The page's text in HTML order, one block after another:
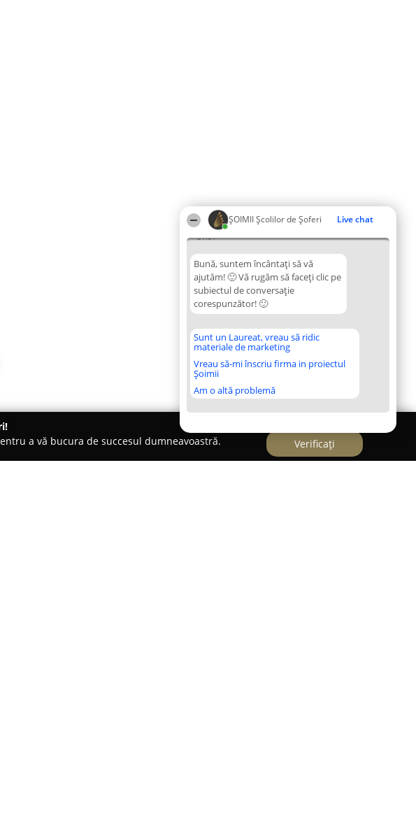
ŞOIMII Școlilor de Șoferi Live chat
21:01
Bună, suntem încântați să vă
ajutăm! 🙂 Vă rugăm să faceți clic pe
subiectul de conversație
corespunzător! 🙂
Sunt un Laureat, vreau să ridic
materiale de marketing
Vreau să-mi înscriu firma in proiectul
Șoimii
Am o altă problemă
a vă bucura de succesul dumneavoastră.
Verificați